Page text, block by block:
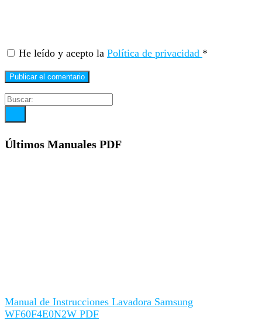
He leído y acepto la Política de privacidad *
Últimos Manuales PDF
Manual de Instrucciones Lavadora Samsung
WF60F4E0N2W PDF